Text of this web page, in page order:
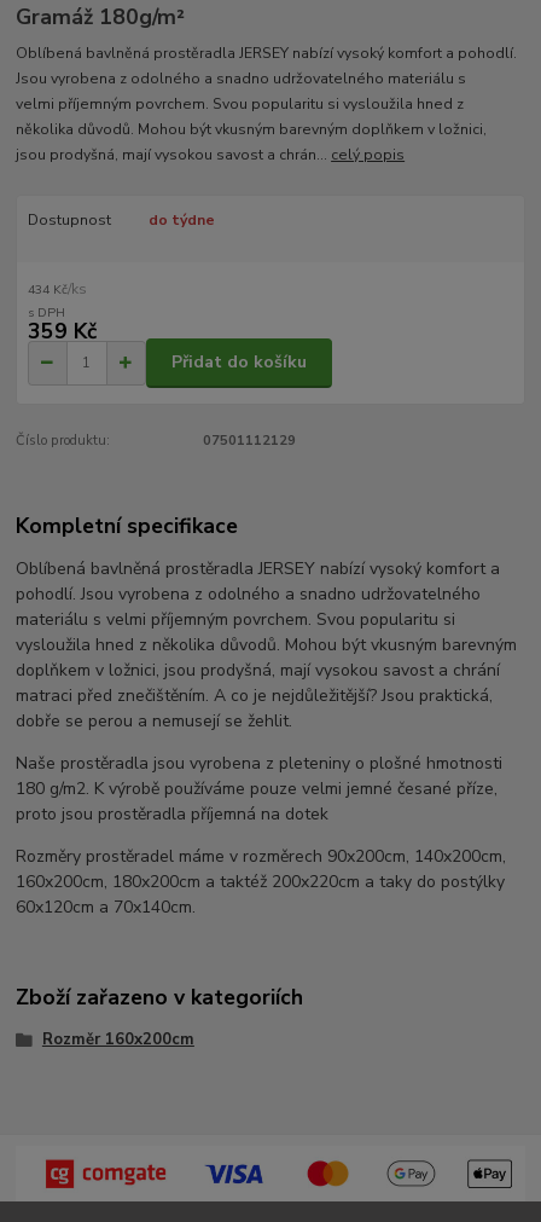
Gramáž 180g/m²­
Oblíbená bavlněná prostěradla JERSEY nabízí vysoký komfort a pohodlí.
Jsou vyrobena z odolného a snadno udržovatelného materiálu s
velmi příjemným povrchem. Svou popularitu si vysloužila hned z
několika důvodů. Mohou být vkusným barevným doplňkem v ložnici,
jsou prodyšná, mají vysokou savost a chrán... celý popis
Dostupnost do týdne
434 Kč/ks
359 Kč
Přidat do košíku
Číslo produktu: 07501112129
Kompletní specifikace
Oblíbená bavlněná prostěradla JERSEY nabízí vysoký komfort a
pohodlí. Jsou vyrobena z odolného a snadno udržovatelného
materiálu s velmi příjemným povrchem. Svou popularitu si
vysloužila hned z několika důvodů. Mohou být vkusným barevným
doplňkem v ložnici, jsou prodyšná, mají vysokou savost a chrání
matraci před znečištěním. A co je nejdůležitější? Jsou praktická,
dobře se perou a nemusejí se žehlit.
Naše prostěradla jsou vyrobena z pleteniny o plošné hmotnosti
180 g/m2. K výrobě používáme pouze velmi jemné česané příze,
proto jsou prostěradla příjemná na dotek
Rozměry prostěradel máme v rozměrech 90x200cm, 140x200cm,
160x200cm, 180x200cm a taktéž 200x220cm a taky do postýlky
60x120cm a 70x140cm.
Zboží zařazeno v kategoriích
Rozměr 160x200cm